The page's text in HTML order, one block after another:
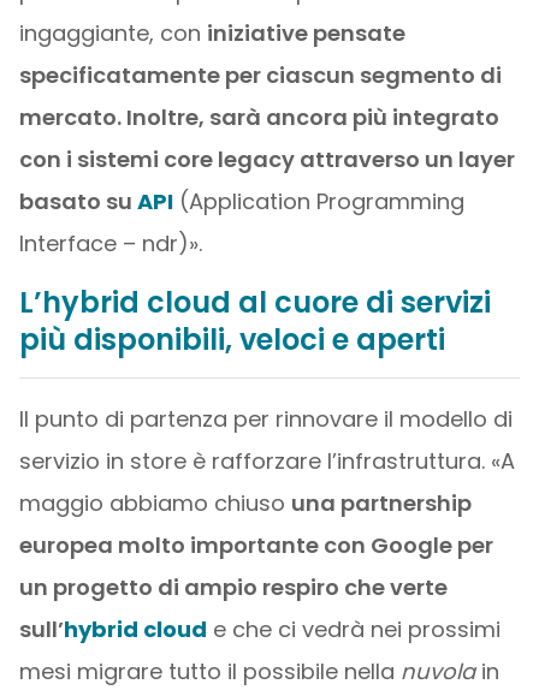
ingaggiante, con iniziative pensate
specificatamente per ciascun segmento di
mercato. Inoltre, sarà ancora più integrato
con i sistemi core legacy attraverso un layer
basato su API(Application Programming
Interface – ndr)».
L’hybrid cloud al cuore di servizi
più disponibili, veloci e aperti
Il punto di partenza per rinnovare il modello di
servizio in store è rafforzare l’infrastruttura. «A
maggio abbiamo chiuso una partnership
europea molto importante con Google per
un progetto di ampio respiro che verte
sull’hybrid cloud e che ci vedrà nei prossimi
mesi migrare tutto il possibile nella nuvolain